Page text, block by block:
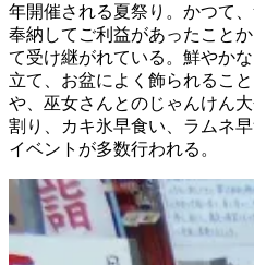
年開催される夏祭り。かつて
奉納してご利益があったこと
て受け継がれている。鮮やか
立て、お盆によく飾られるこ
や、巫女さんとのじゃんけん
割り、カキ氷早食い、ラムネ
イベントが多数行われる。